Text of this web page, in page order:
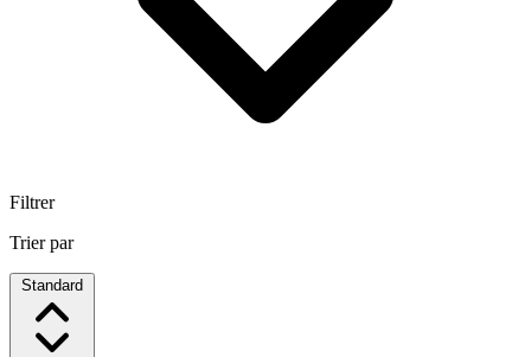
Filtrer
Trier par
Standard